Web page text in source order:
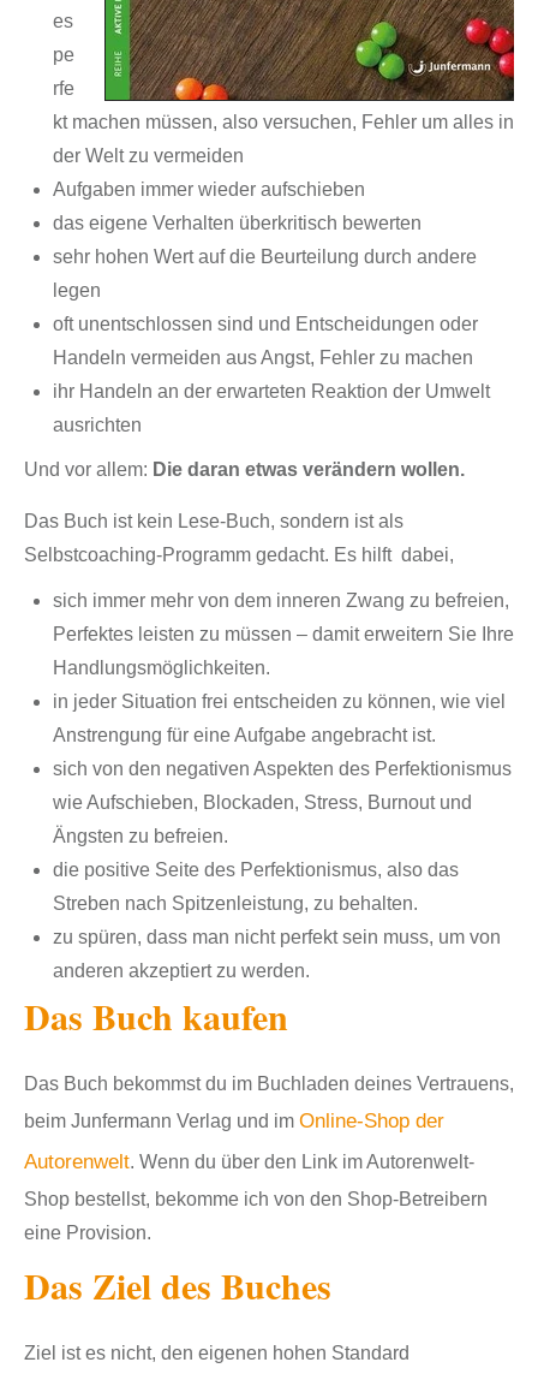
es
pe
rfe
kt machen müssen, also versuchen, Fehler um alles in
der Welt zu vermeiden
Aufgaben immer wieder aufschieben
das eigene Verhalten überkritisch bewerten
sehr hohen Wert auf die Beurteilung durch andere
legen
oft unentschlossen sind und Entscheidungen oder
Handeln vermeiden aus Angst, Fehler zu machen
ihr Handeln an der erwarteten Reaktion der Umwelt
ausrichten
Und vor allem: Die daran etwas verändern wollen.
Das Buch ist kein Lese-Buch, sondern ist als
Selbstcoaching-Programm gedacht. Es hilft dabei,
sich immer mehr von dem inneren Zwang zu befreien,
Perfektes leisten zu müssen – damit erweitern Sie Ihre
Handlungsmöglichkeiten.
in jeder Situation frei entscheiden zu können, wie viel
Anstrengung für eine Aufgabe angebracht ist.
sich von den negativen Aspekten des Perfektionismus
wie Aufschieben, Blockaden, Stress, Burnout und
Ängsten zu befreien.
die positive Seite des Perfektionismus, also das
Streben nach Spitzenleistung, zu behalten.
zu spüren, dass man nicht perfekt sein muss, um von
anderen akzeptiert zu werden.
Das Buch kaufen
Das Buch bekommst du im Buchladen deines Vertrauens,
beim Junfermann Verlag und im Online-Shop der
Autorenwelt. Wenn du über den Link im Autorenwelt-
Shop bestellst, bekomme ich von den Shop-Betreibern
eine Provision.
Das Ziel des Buches
Ziel ist es nicht, den eigenen hohen Standard